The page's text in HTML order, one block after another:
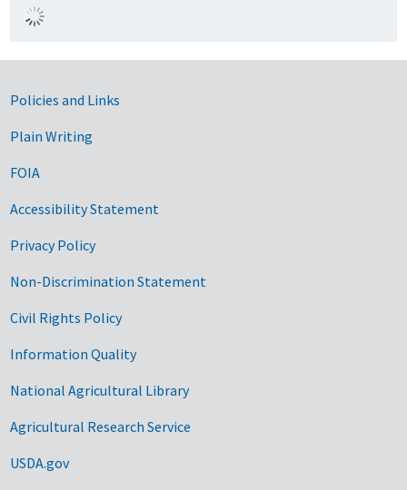
Government Links
Policies and Links
Plain Writing
FOIA
Accessibility Statement
Privacy Policy
Non-Discrimination Statement
Civil Rights Policy
Information Quality
National Agricultural Library
Agricultural Research Service
USDA.gov